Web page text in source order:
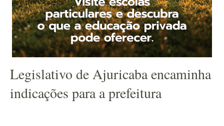
Legislativo de Ajuricaba encaminha
indicações para a prefeitura